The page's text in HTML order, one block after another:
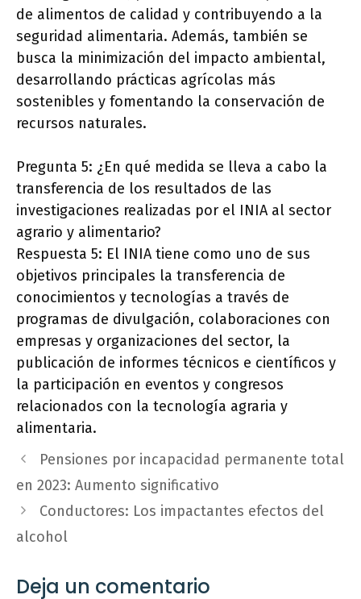
de alimentos de calidad y contribuyendo a la
seguridad alimentaria. Además, también se
busca la minimización del impacto ambiental,
desarrollando prácticas agrícolas más
sostenibles y fomentando la conservación de
recursos naturales.
Pregunta 5: ¿En qué medida se lleva a cabo la
transferencia de los resultados de las
investigaciones realizadas por el INIA al sector
agrario y alimentario?
Respuesta 5: El INIA tiene como uno de sus
objetivos principales la transferencia de
conocimientos y tecnologías a través de
programas de divulgación, colaboraciones con
empresas y organizaciones del sector, la
publicación de informes técnicos e científicos y
la participación en eventos y congresos
relacionados con la tecnología agraria y
alimentaria.
Pensiones por incapacidad permanente total
en 2023: Aumento significativo
Conductores: Los impactantes efectos del
alcohol
Deja un comentario